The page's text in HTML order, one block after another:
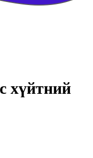
хүйтний